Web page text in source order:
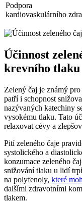
Podpora
kardiovaskulárního
Účinnost
krevního tlaku
Zelený čaj je známý
patří i schopnost
nazývaných katechiny
vysokému tlaku. Tato
relaxovat cévy a
Pití zeleného čaje
systolického a
konzumace zeleného
snižování tlaku u lidí
na polyfenoly, které
dalšími zdravotními
tlakem.